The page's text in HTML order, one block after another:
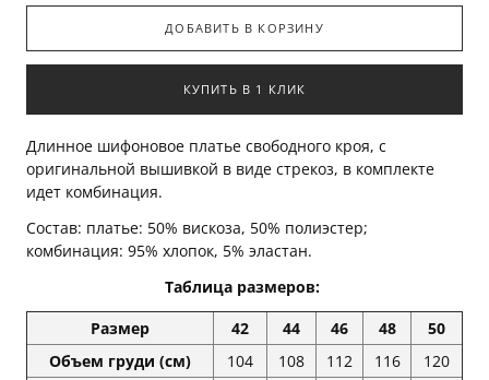
ДОБАВИТЬ В КОРЗИНУ
КУПИТЬ В 1 КЛИК
Длинное шифоновое платье свободного кроя, с
оригинальной вышивкой в виде стрекоз, в комплекте
идет комбинация.
Состав: платье: 50% вискоза, 50% полиэстер;
комбинация: 95% хлопок, 5% эластан.
Таблица размеров:
Размер
42 44 46 48
50
Объем груди (см)
104 108 112 116
120